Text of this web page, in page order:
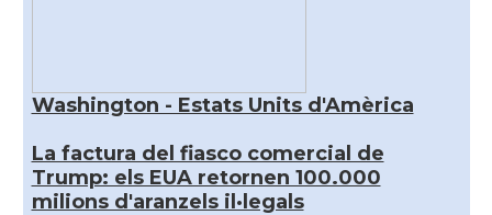
Washington - Estats Units d'Amèrica
La factura del fiasco comercial de
Trump: els EUA retornen 100.000
milions d'aranzels il·legals